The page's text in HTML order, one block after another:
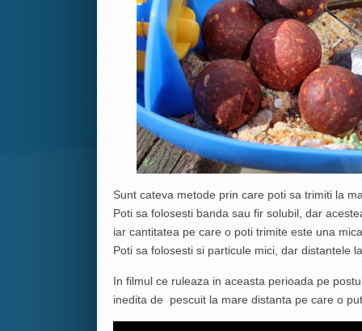
Sunt cateva metode prin care poti sa trimiti la
Poti sa folosesti banda sau fir solubil, dar
iar cantitatea pe care o poti trimite este una
Poti sa folosesti si particule mici, dar distantele
In filmul ce ruleaza in aceasta perioada pe
inedita de pescuit la mare distanta pe care o